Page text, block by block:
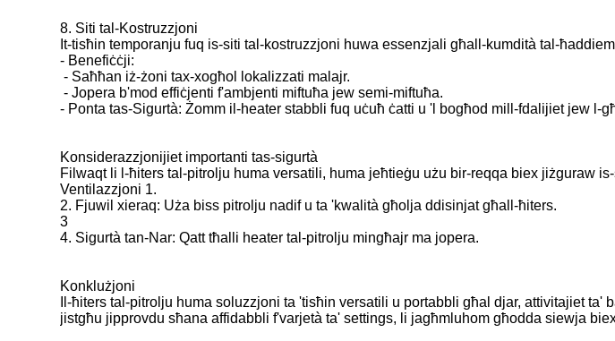
8. Siti tal-Kostruzzjoni
It-tisħin temporanju fuq is-siti tal-kostruzzjoni huwa essenzjali għall-kumdità tal-
- Benefiċċji:
- Saħħan iż-żoni tax-xogħol lokalizzati malajr.
- Jopera b'mod effiċjenti f'ambjenti miftuħa jew semi-miftuħa.
- Ponta tas-Sigurtà: Żomm il-heater stabbli fuq uċuħ ċatti u 'l bogħod mill-fdalijiet jew l-
Konsiderazzjonijiet importanti tas-sigurtà
Filwaqt li l-ħiters tal-pitrolju huma versatili, huma jeħtieġu użu bir-reqqa biex jiżguraw
Ventilazzjoni 1.
2. Fjuwil xieraq: Uża biss pitrolju nadif u ta 'kwalità għolja ddisinjat għall-ħiters.
3
4. Sigurtà tan-Nar: Qatt tħalli heater tal-pitrolju mingħajr ma jopera.
Konklużjoni
Il-ħiters tal-pitrolju huma soluzzjoni ta 'tisħin versatili u portabbli għal djar, attivitajiet
jistgħu jipprovdu sħana affidabbli f'varjetà ta' settings, li jagħmluhom għodda siewja